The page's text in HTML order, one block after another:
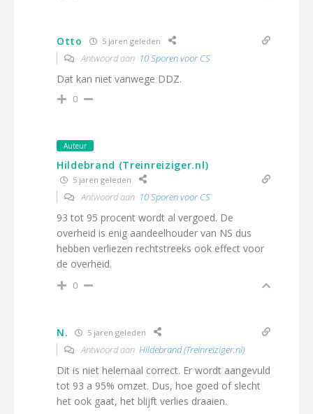
Otto 5 jaren geleden
Antwoord aan 10 Sporen voor CS
Dat kan niet vanwege DDZ.
0
Auteur
Hildebrand (Treinreiziger.nl)
5 jaren geleden
Antwoord aan 10 Sporen voor CS
93 tot 95 procent wordt al vergoed. De
overheid is enig aandeelhouder van NS dus
hebben verliezen rechtstreeks ook effect voor
de overheid.
0
N. 5 jaren geleden
Antwoord aan Hildebrand (Treinreiziger.nl)
Dit is niet helemaal correct. Er wordt aangevuld
tot 93 a 95% omzet. Dus, hoe goed of slecht
het ook gaat, het blijft verlies draaien.